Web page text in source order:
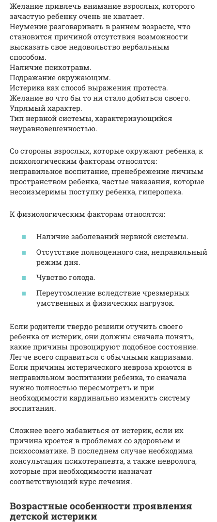
Желание привлечь внимание взрослых, которого
зачастую ребенку очень не хватает.
Неумение разговаривать в раннем возрасте, что
становится причиной отсутствия возможности
высказать свое недовольство вербальным
способом.
Наличие психотравм.
Подражание окружающим.
Истерика как способ выражения протеста.
Желание во что бы то ни стало добиться своего.
Упрямый характер.
Тип нервной системы, характеризующийся
неуравновешенностью.
Со стороны взрослых, которые окружают ребенка, к
психологическим факторам относятся:
неправильное воспитание, пренебрежение личным
пространством ребенка, частые наказания, которые
несоизмеримы поступку ребенка, гиперопека.
К физиологическим факторам относятся:
Наличие заболеваний нервной системы.
Отсутствие полноценного сна, неправильный
режим дня.
Чувство голода.
Переутомление вследствие чрезмерных
умственных и физических нагрузок.
Если родители твердо решили отучить своего
ребенка от истерик, они должны сначала понять,
какие причины провоцируют подобное состояние.
Легче всего справиться с обычными капризами.
Если причины истерического невроза кроются в
неправильном воспитании ребенка, то сначала
нужно полностью пересмотреть и при
необходимости кардинально изменить систему
воспитания.
Сложнее всего избавиться от истерик, если их
причина кроется в проблемах со здоровьем и
психосоматике. В последнем случае необходима
консультация психотерапевта, а также невролога,
которые при необходимости назначат
соответствующий курс лечения.
Возрастные особенности проявления
детской истерики